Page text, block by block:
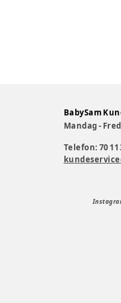
BabySam
Mandag -
Telefon: 70 11